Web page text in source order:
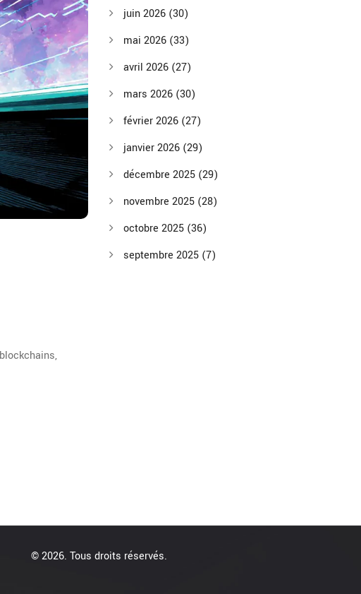
juin 2026 (30)
mai 2026 (33)
avril 2026 (27)
mars 2026 (30)
février 2026 (27)
janvier 2026 (29)
décembre 2025 (29)
novembre 2025 (28)
octobre 2025 (36)
septembre 2025 (7)
© 2026. Tous droits réservés.